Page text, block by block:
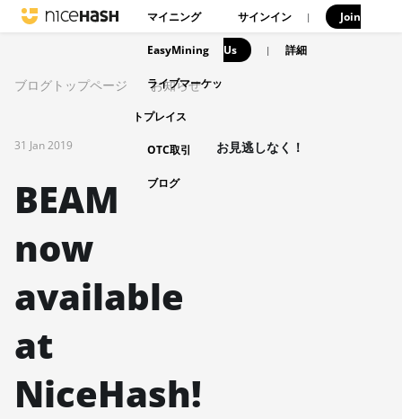
マイニング
EasyMining
ライブマーケッ
トプレイス
OTC取引
ブログ
サインイン | Join
Us | 詳細
ブログトップページ お知らせ
31 Jan 2019
BEAM
now
available
at
NiceHash!
お見逃しなく！